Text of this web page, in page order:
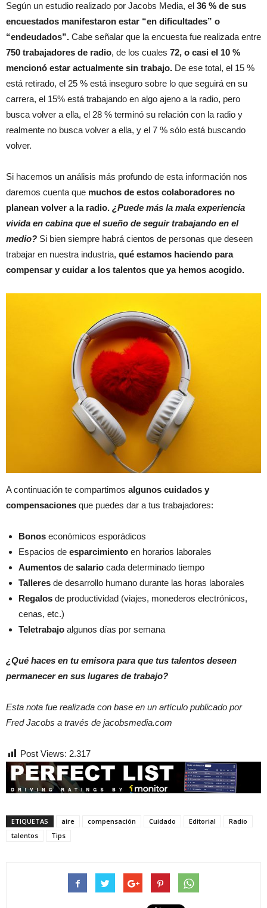
Según un estudio realizado por Jacobs Media, el 36 % de sus
encuestados manifestaron estar “en dificultades” o
“endeudados”. Cabe señalar que la encuesta fue realizada entre
750 trabajadores de radio, de los cuales 72, o casi el 10 %
mencionó estar actualmente sin trabajo. De ese total, el 15 %
está retirado, el 25 % está inseguro sobre lo que seguirá en su
carrera, el 15% está trabajando en algo ajeno a la radio, pero
busca volver a ella, el 28 % terminó su relación con la radio y
realmente no busca volver a ella, y el 7 % sólo está buscando
volver.
Si hacemos un análisis más profundo de esta información nos
daremos cuenta que muchos de estos colaboradores no
planean volver a la radio. ¿Puede más la mala experiencia
vivida en cabina que el sueño de seguir trabajando en el
medio? Si bien siempre habrá cientos de personas que deseen
trabajar en nuestra industria, qué estamos haciendo para
compensar y cuidar a los talentos que ya hemos acogido.
A continuación te compartimos algunos cuidados y
compensaciones que puedes dar a tus trabajadores:
Bonos económicos esporádicos
Espacios de esparcimiento en horarios laborales
Aumentos de salario cada determinado tiempo
Talleres de desarrollo humano durante las horas laborales
Regalos de productividad (viajes, monederos electrónicos,
cenas, etc.)
Teletrabajo algunos días por semana
¿Qué haces en tu emisora para que tus talentos deseen
permanecer en sus lugares de trabajo?
Esta nota fue realizada con base en un artículo publicado por
Fred Jacobs a través de jacobsmedia.com
Post Views: 2.317
ETIQUETAS aire compensación Cuidado Editorial
Radio
talentos
Tips